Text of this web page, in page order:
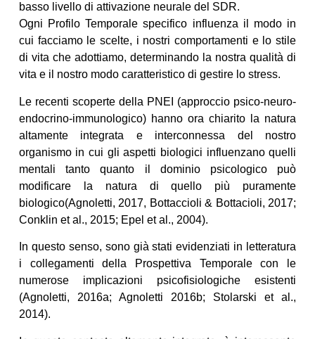
basso livello di attivazione neurale del SDR.
Ogni Profilo Temporale specifico influenza il modo in
cui facciamo le scelte, i nostri comportamenti e lo stile
di vita che adottiamo, determinando la nostra qualità di
vita e il nostro modo caratteristico di gestire lo stress.
Le recenti scoperte della PNEI (approccio psico-neuro-
endocrino-immunologico) hanno ora chiarito la natura
altamente integrata e interconnessa del nostro
organismo in cui gli aspetti biologici influenzano quelli
mentali tanto quanto il dominio psicologico può
modificare la natura di quello più puramente
biologico(Agnoletti, 2017, Bottaccioli & Bottacioli, 2017;
Conklin et al., 2015; Epel et al., 2004).
In questo senso, sono già stati evidenziati in letteratura
i collegamenti della Prospettiva Temporale con le
numerose implicazioni psicofisiologiche esistenti
(Agnoletti, 2016a; Agnoletti 2016b; Stolarski et al.,
2014).